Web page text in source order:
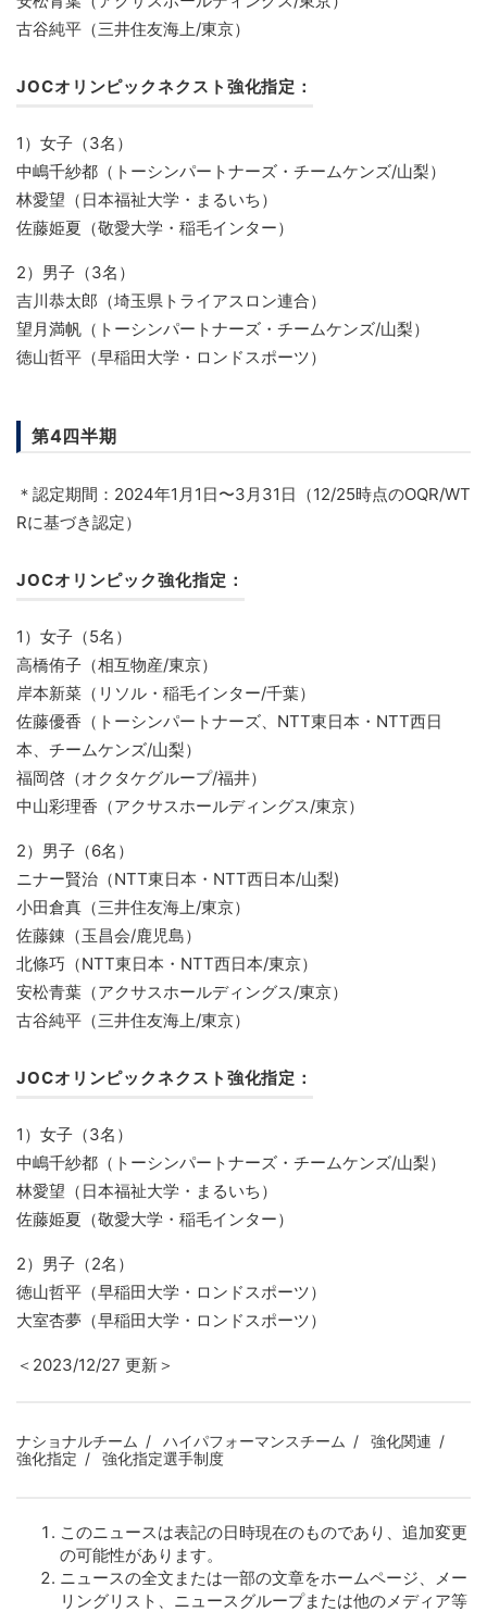
古谷純平（三井住友海上/東京）
JOCオリンピックネクスト強化指定：
1）女子（3名）
中嶋千紗都（トーシンパートナーズ・チームケンズ/山梨）
林愛望（日本福祉大学・まるいち）
佐藤姫夏（敬愛大学・稲毛インター）
2）男子（3名）
吉川恭太郎（埼玉県トライアスロン連合）
望月満帆（トーシンパートナーズ・チームケンズ/山梨）
徳山哲平（早稲田大学・ロンドスポーツ）
第4四半期
＊認定期間：2024年1月1日〜3月31日（12/25時点のOQR/WT
Rに基づき認定）
JOCオリンピック強化指定：
1）女子（5名）
高橋侑子（相互物産/東京）
岸本新菜（リソル・稲毛インター/千葉）
佐藤優香（トーシンパートナーズ、NTT東日本・NTT西日
本、チームケンズ/山梨）
福岡啓（オクタケグループ/福井）
中山彩理香（アクサスホールディングス/東京）
2）男子（6名）
ニナー賢治（NTT東日本・NTT西日本/山梨)
小田倉真（三井住友海上/東京）
佐藤錬（玉昌会/鹿児島）
北條巧（NTT東日本・NTT西日本/東京）
安松青葉（アクサスホールディングス/東京）
古谷純平（三井住友海上/東京）
JOCオリンピックネクスト強化指定：
1）女子（3名）
中嶋千紗都（トーシンパートナーズ・チームケンズ/山梨）
林愛望（日本福祉大学・まるいち）
佐藤姫夏（敬愛大学・稲毛インター）
2）男子（2名）
徳山哲平（早稲田大学・ロンドスポーツ）
大室杏夢（早稲田大学・ロンドスポーツ）
＜2023/12/27 更新＞
ナショナルチーム ハイパフォーマンスチーム
強化関連
強化指定
強化指定選手制度
このニュースは表記の日時現在のものであり、追加変更
の可能性があります。
ニュースの全文または一部の文章をホームページ、メー
リングリスト、ニュースグループまたは他のメディア等